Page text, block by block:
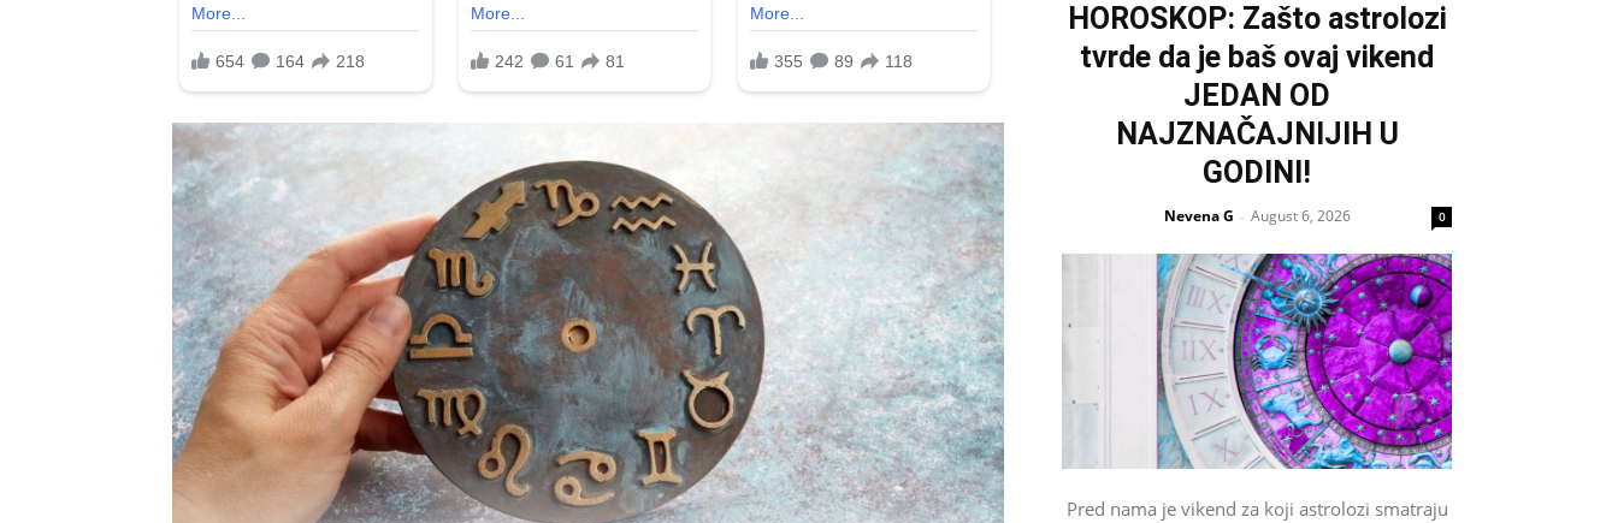
HOROSKOP: Zašto astrolozi
tvrde da je baš ovaj vikend
JEDAN OD
NAJZNAČAJNIJIH U
GODINI!
Nevena G - August 6, 2026 0
Pred nama je vikend za koji astrolozi smatraju